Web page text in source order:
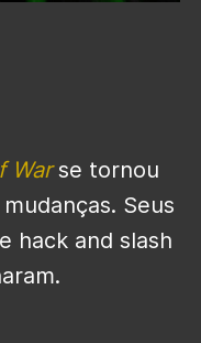
Warse tornou
. Seus
hack and slash